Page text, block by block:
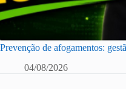
Prevenção de afogamentos:
04/08/2026